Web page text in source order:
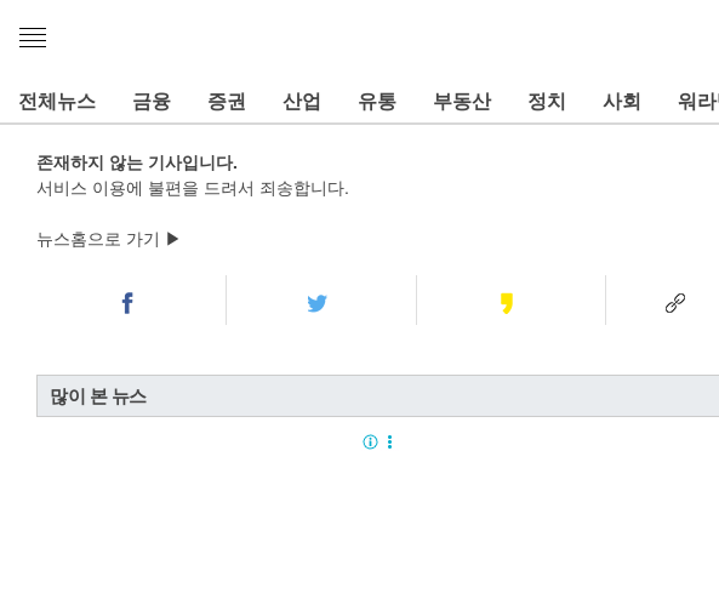
메
열
기
전체뉴스 금융 증권 산업 유통 부동산 정치 사회 워
존재하지 않는 기사입니다.
서비스 이용에 불편을 드려서 죄송합니다.
뉴스홈으로 가기 ▶
많이 본 뉴스